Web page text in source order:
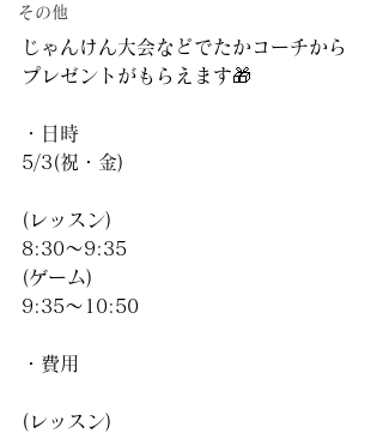
その他
じゃんけん大会などでたかコーチから
プレゼントがもらえます🎁
・日時
5/3(祝・金)
(レッスン)
8:30〜9:35
(ゲーム)
9:35〜10:50
・費用
(レッスン)